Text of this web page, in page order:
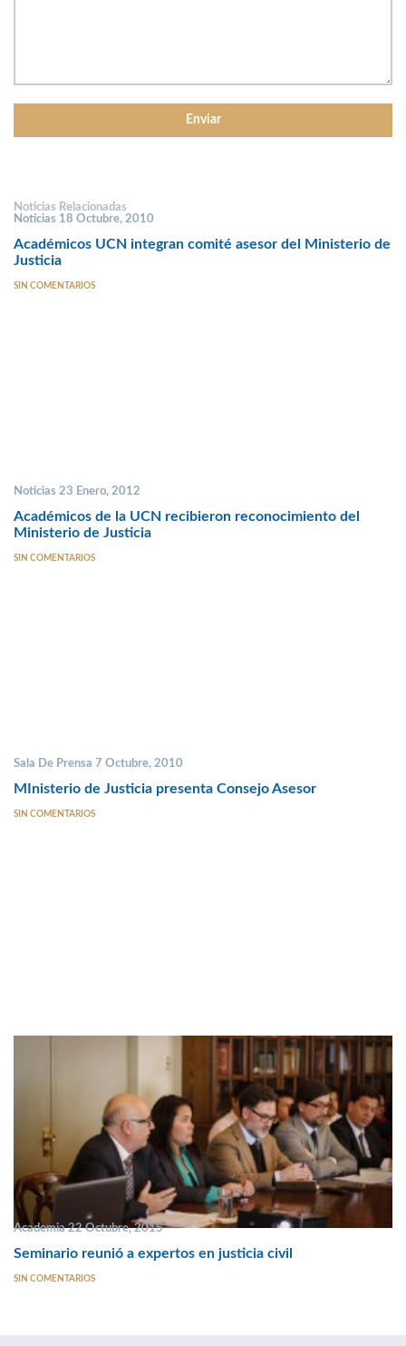
Noticias Relacionadas
Noticias 18 Octubre, 2010
Académicos UCN integran comité asesor del Ministerio de
Justicia
SIN COMENTARIOS
Noticias 23 Enero, 2012
Académicos de la UCN recibieron reconocimiento del
Ministerio de Justicia
SIN COMENTARIOS
Sala De Prensa 7 Octubre, 2010
MInisterio de Justicia presenta Consejo Asesor
SIN COMENTARIOS
Academia 22 Octubre, 2015
Seminario reunió a expertos en justicia civil
SIN COMENTARIOS